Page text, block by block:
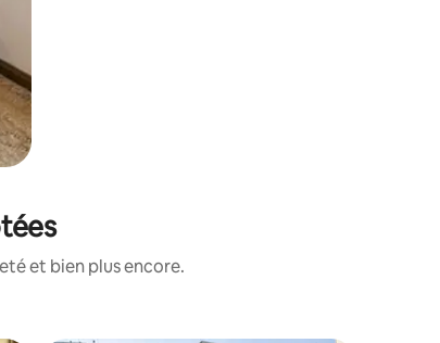
et bien plus encore.